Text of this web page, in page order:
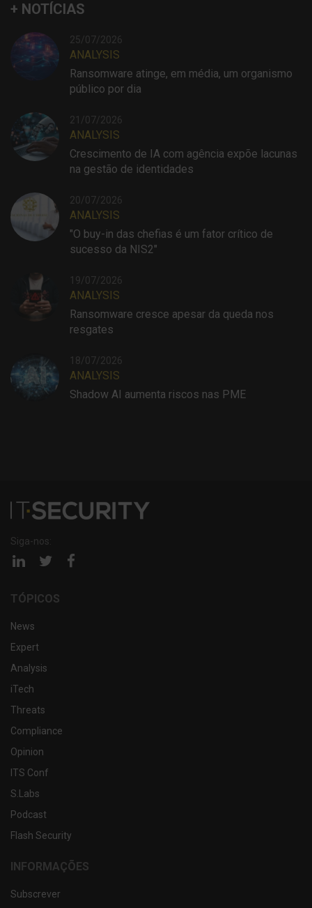
+ NOTÍCIAS
25/07/2026
ANALYSIS
Ransomware atinge, em média, um organismo
público por dia
21/07/2026
ANALYSIS
Crescimento de IA com agência expõe lacunas
na gestão de identidades
20/07/2026
ANALYSIS
"O buy-in das chefias é um fator crítico de
sucesso da NIS2"
19/07/2026
ANALYSIS
Ransomware cresce apesar da queda nos
resgates
18/07/2026
ANALYSIS
Shadow AI aumenta riscos nas PME
Siga-nos:
Página Página
TÓPICOS
News
Expert
Analysis
iTech
Threats
Compliance
Opinion
ITS Conf
S.Labs
Podcast
Flash Security
INFORMAÇÕES
Subscrever